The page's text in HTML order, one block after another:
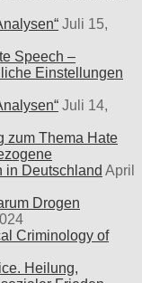
Juli 15,
Speech –
Einstellungen
Juli 14,
zum Thema Hate
in Deutschland April
Drogen
Criminology of
Heilung,